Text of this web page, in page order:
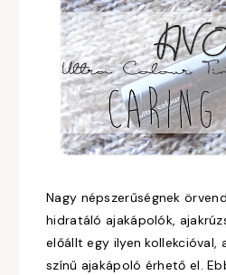
Nagy népszerűségnek
hidratáló ajakápolók,
előállt egy ilyen kollekcióval,
színű ajakápoló érhető el.